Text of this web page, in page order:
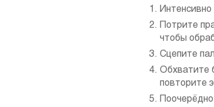
Интенсивно
Потрите
чтобы
Сцепите
Обхватите
повторите